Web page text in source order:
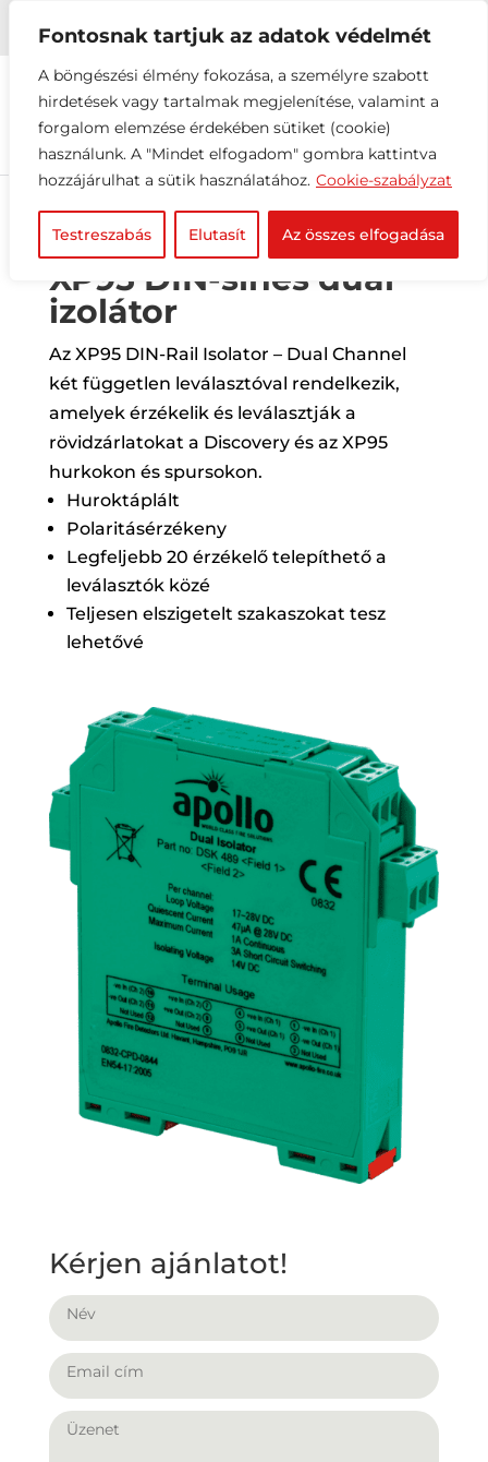
Fontosnak tartjuk az adatok védelmét
A böngészési élmény fokozása, a személyre szabott
hirdetések vagy tartalmak megjelenítése, valamint a
forgalom elemzése érdekében sütiket (cookie)
használunk. A "Mindet elfogadom" gombra kattintva
hozzájárulhat a sütik használatához. Cookie-szabályzat
Testreszabás Elutasít Az összes elfogadása
 +36 1 216 2612 info@elektrovill.hu
XP95 DIN-sínes duál
izolátor
Az XP95 DIN-Rail Isolator – Dual Channel
két független leválasztóval rendelkezik,
amelyek érzékelik és leválasztják a
rövidzárlatokat a Discovery és az XP95
hurkokon és spursokon.
Huroktáplált
Polaritásérzékeny
Legfeljebb 20 érzékelő telepíthető a
leválasztók közé
Teljesen elszigetelt szakaszokat tesz
lehetővé
Kérjen ajánlatot!